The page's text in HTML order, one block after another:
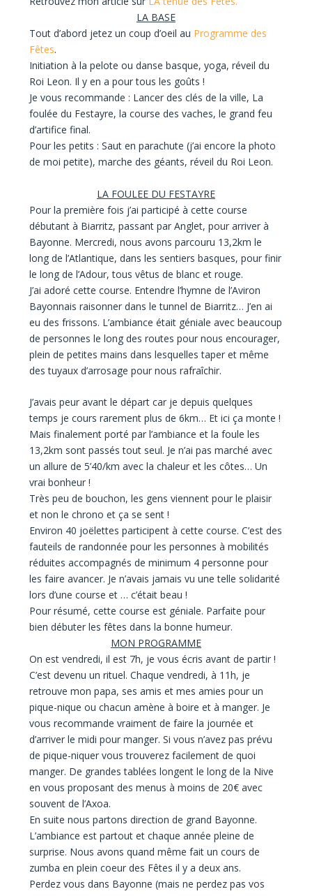
LA BASE
Tout d’abord jetez un coup d’oeil au Programme des
Fêtes.
Initiation à la pelote ou danse basque, yoga, réveil du
Roi Leon. Il y en a pour tous les goûts !
Je vous recommande : Lancer des clés de la ville, La
foulée du Festayre, la course des vaches, le grand feu
d’artifice final.
Pour les petits : Saut en parachute (j’ai encore la photo
de moi petite), marche des géants, réveil du Roi Leon.
LA FOULEE DU FESTAYRE
Pour la première fois j’ai participé à cette course
débutant à Biarritz, passant par Anglet, pour arriver à
Bayonne. Mercredi, nous avons parcouru 13,2km le
long de l’Atlantique, dans les sentiers basques, pour finir
le long de l’Adour, tous vêtus de blanc et rouge.
J’ai adoré cette course. Entendre l’hymne de l’Aviron
Bayonnais raisonner dans le tunnel de Biarritz… J’en ai
eu des frissons. L’ambiance était géniale avec beaucoup
de personnes le long des routes pour nous encourager,
plein de petites mains dans lesquelles taper et même
des tuyaux d’arrosage pour nous rafraîchir.
J’avais peur avant le départ car je depuis quelques
temps je cours rarement plus de 6km… Et ici ça monte !
Mais finalement porté par l’ambiance et la foule les
13,2km sont passés tout seul. Je n’ai pas marché avec
un allure de 5’40/km avec la chaleur et les côtes… Un
vrai bonheur !
Très peu de bouchon, les gens viennent pour le plaisir
et non le chrono et ça se sent !
Environ 40 joëlettes participent à cette course. C’est des
fauteils de randonnée pour les personnes à mobilités
réduites accompagnés de minimum 4 personne pour
les faire avancer. Je n’avais jamais vu une telle solidarité
lors d’une course et … c’était beau !
Pour résumé, cette course est géniale. Parfaite pour
bien débuter les fêtes dans la bonne humeur.
MON PROGRAMME
On est vendredi, il est 7h, je vous écris avant de partir !
C’est devenu un rituel. Chaque vendredi, à 11h, je
retrouve mon papa, ses amis et mes amies pour un
pique-nique ou chacun amène à boire et à manger. Je
vous recommande vraiment de faire la journée et
d’arriver le midi pour manger. Si vous n’avez pas prévu
de pique-niquer vous trouverez facilement de quoi
manger. De grandes tablées longent le long de la Nive
en vous proposant des menus à moins de 20€ avec
souvent de l’Axoa.
En suite nous partons direction de grand Bayonne.
L’ambiance est partout et chaque année pleine de
surprise. Nous avons quand même fait un cours de
zumba en plein coeur des Fêtes il y a deux ans.
Perdez vous dans Bayonne (mais ne perdez pas vos